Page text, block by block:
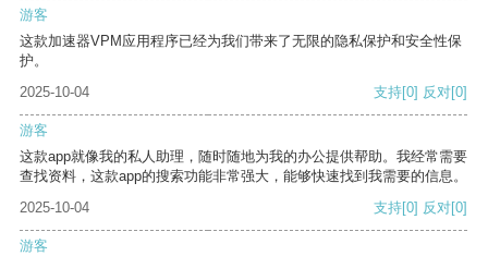
游客
这款加速器VPM应用程序已经为我们带来了无限的隐私保护和安全性保
护。
2025-10-04
支持[0] 反对[0]
游客
这款app就像我的私人助理，随时随地为我的办公提供帮助。我经常需要
查找资料，这款app的搜索功能非常强大，能够快速找到我需要的信息。
2025-10-04
支持[0] 反对[0]
游客